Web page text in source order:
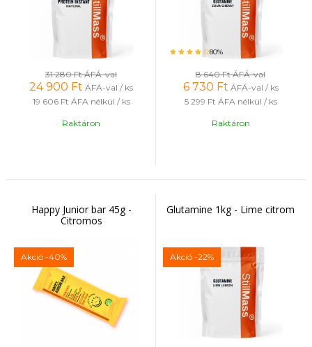
31 280 FtÁFÁ-val
24 900 Ft ÁFÁ-val / ks
19 606 Ft ÁFA nélkül / ks
Raktáron
80%
8 640 FtÁFÁ-val
6 730 Ft ÁFÁ-val / ks
5 299 Ft ÁFA nélkül / ks
Raktáron
Happy Junior bar 45g -
Citromos
Akció -40%
Glutamine 1kg - Lime citrom
Akció -22%